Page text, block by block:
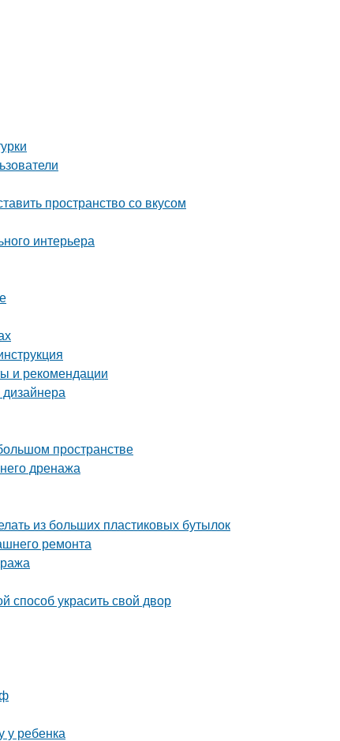
пространство со вкусом
интерьера
и рекомендации
пространстве
дренажа
из больших пластиковых бутылок
ремонта
способ украсить свой двор
у ребенка